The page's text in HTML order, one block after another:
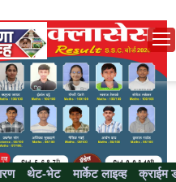
थेट-भेट मार्केट लाइव्ह क्राईम